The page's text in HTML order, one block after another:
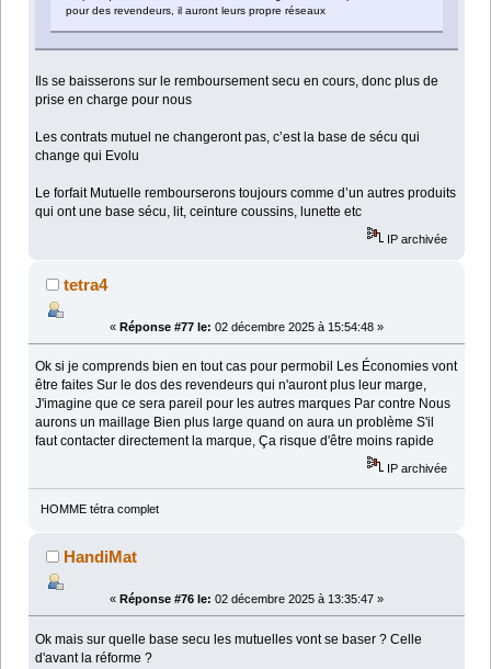
pour des revendeurs, il auront leurs propre réseaux
Ils se baisserons sur le remboursement secu en cours, donc plus de
prise en charge pour nous
Les contrats mutuel ne changeront pas, c’est la base de sécu qui
change qui Evolu
Le forfait Mutuelle rembourserons toujours comme d’un autres produits
qui ont une base sécu, lit, ceinture coussins, lunette etc
IP archivée
tetra4
« Réponse #77 le: 02 décembre 2025 à 15:54:48 »
Ok si je comprends bien en tout cas pour permobil Les Économies vont
être faites Sur le dos des revendeurs qui n'auront plus leur marge,
J'imagine que ce sera pareil pour les autres marques Par contre Nous
aurons un maillage Bien plus large quand on aura un problème S'il
faut contacter directement la marque, Ça risque d'être moins rapide
IP archivée
HOMME tétra complet
HandiMat
« Réponse #76 le: 02 décembre 2025 à 13:35:47 »
Ok mais sur quelle base secu les mutuelles vont se baser ? Celle
d'avant la réforme ?